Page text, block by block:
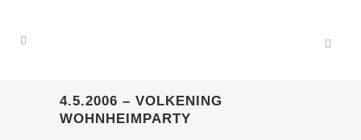
4.5.2006 – VOLKENING
WOHNHEIMPARTY